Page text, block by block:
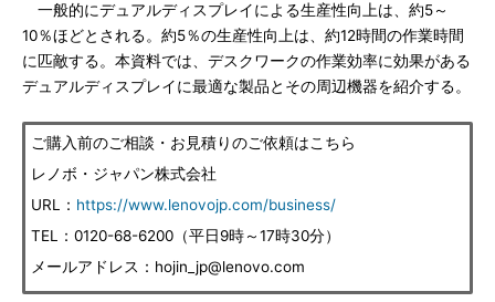
一般的にデュアルディスプレイによる生産性向上は、約5～
10％ほどとされる。約5％の生産性向上は、約12時間の作業時間
に匹敵する。本資料では、デスクワークの作業効率に効果がある
デュアルディスプレイに最適な製品とその周辺機器を紹介する。
ご購入前のご相談・お見積りのご依頼はこちら
レノボ・ジャパン株式会社
URL： https://www.lenovojp.com/business/
TEL：0120-68-6200（平日9時～17時30分）
メールアドレス：hojin_jp@lenovo.com